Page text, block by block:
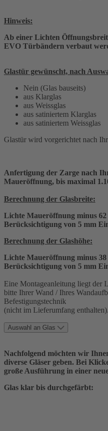
Hinweis:
Ab einer Lichten
EVO Türbändern verbaut
Glastür gewünscht, nach
Nein (Glas bauseits)
aus Klarglas
aus Weissglas
aus satiniertem Klarglas
aus satiniertem Weissglas
Glastür wird vorgerichtet nach
Anfertigung der Zarge nach
Maueröffnung, bis maximal
Berechnung der Glasbreite:
Lichte Maueröffnung minus
Berücksichtigung von 5 mm
Berechnung der Glashöhe:
Lichte Maueröffnung minus
Berücksichtigung von 5 mm
Eine Montageanleitung liegt der
bitte Ihrer Wand / Ihres
Befestigungstechnik
(nicht im Lieferumfang enthalten).
Auswahl an Glas
Nachfolgend möchten wir
diverse Gläser geben. Bei
große Ausführung in einer
Glas klar bis durchgefärbt: